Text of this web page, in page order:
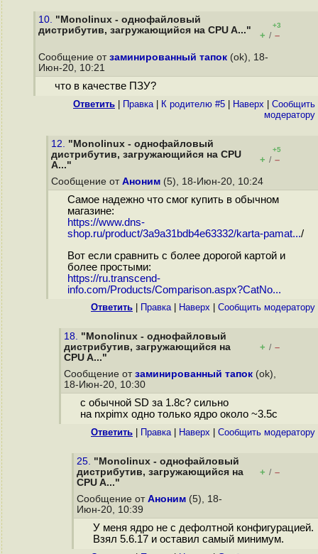
10. "Monolinux - однофайловый
дистрибутив, загружающийся на CPU A..."
+3
+ / –
Сообщение от заминированный тапок (ok), 18-
Июн-20, 10:21
что в качестве ПЗУ?
Ответить Правка| К родителю #5 Наверх
Cообщить
модератору
12. "Monolinux - однофайловый
дистрибутив, загружающийся на CPU
A..."
+5
+ / –
Сообщение от Аноним (5), 18-Июн-20, 10:24
Самое надежно что смог купить в обычном
магазине:
https://www.dns-
shop.ru/product/3a9a31bdb4e63332/karta-pamat.../
Вот если сравнить с более дорогой картой и
более простыми:
https://ru.transcend-
info.com/Products/Comparison.aspx?CatNo...
Ответить Правка| Наверх Cообщить модератору
18. "Monolinux - однофайловый
дистрибутив, загружающийся на
CPU A..."
+ / –
Сообщение от заминированный тапок (ok),
18-Июн-20, 10:30
с обычной SD за 1.8с? сильно
на nxpimx одно только ядро около ~3.5с
Ответить Правка| Наверх Cообщить модератору
25. "Monolinux - однофайловый
дистрибутив, загружающийся на
CPU A..."
+ / –
Сообщение от Аноним (5), 18-
Июн-20, 10:39
У меня ядро не с дефолтной конфигурацией.
Взял 5.6.17 и оставил самый минимум.